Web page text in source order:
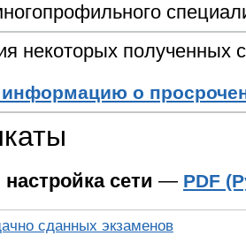
некоторых полученных
информацию о
сети — PDF
сданных экзаменов